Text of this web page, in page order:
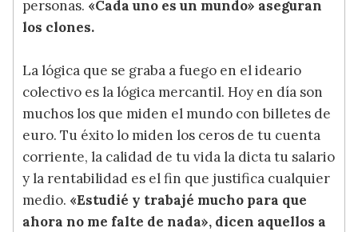
personas. «Cada uno es un mundo» aseguran
los clones.
La lógica que se graba a fuego en el ideario
colectivo es la lógica mercantil. Hoy en día son
muchos los que miden el mundo con billetes de
euro. Tu éxito lo miden los ceros de tu cuenta
corriente, la calidad de tu vida la dicta tu salario
y la rentabilidad es el fin que justifica cualquier
medio. «Estudié y trabajé mucho para que
ahora no me falte de nada», dicen aquellos a